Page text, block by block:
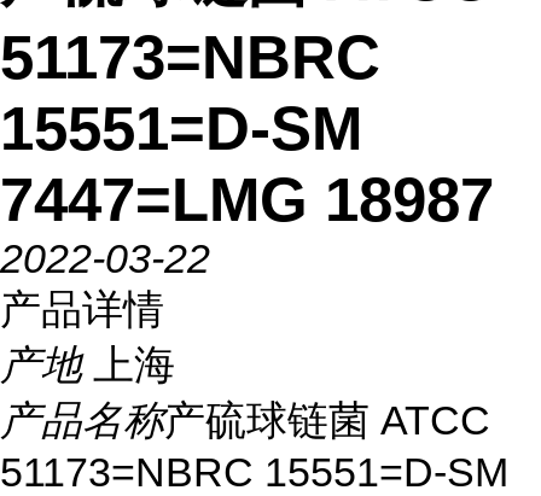
51173=NBRC
15551=D-SM
7447=LMG 18987
2022-03-22
产品详情
产地
上海
产品名称产硫球链菌 ATCC
51173=NBRC 15551=D-SM